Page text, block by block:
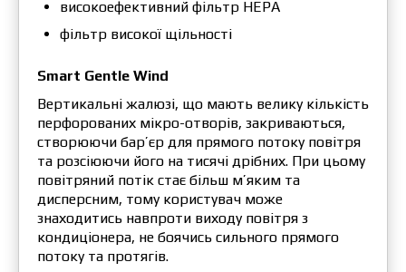
високоефективний фільтр HEPA
фільтр високої щільності
Smart Gentle Wind
Вертикальні жалюзі, що мають велику кількість
перфорованих мікро-отворів, закриваються,
створюючи бар’єр для прямого потоку повітря
та розсіюючи його на тисячі дрібних. При цьому
повітряний потік стає більш м’яким та
дисперсним, тому користувач може
знаходитись навпроти виходу повітря з
кондиціонера, не боячись сильного прямого
потоку та протягів.